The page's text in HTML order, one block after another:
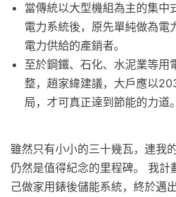
當傳統以大型機組為主的集中
電力系統後，原先單純做為電
電力供給的產銷者。
至於鋼鐵、石化、水泥業等用
整，趙家緯建議，大戶應以
局，才可真正達到節能的力道。
雖然只有小小的三十幾瓦，連我
仍然是值得紀念的里程碑。 我計
己做家用錶後儲能系統，終於邁